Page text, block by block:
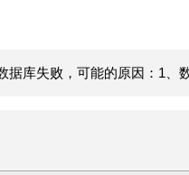
据库失败，可能的原因：1、